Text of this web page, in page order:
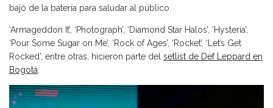
bajó de la batería para saludar al público.
‘Armageddon It’, ‘Photograph’, ‘Diamond Star Halos’, ‘Hysteria’,
‘Pour Some Sugar on Me’, ‘Rock of Ages’, ‘Rocket’, ‘Let’s Get
Rocked’, entre otras, hicieron parte del setlist de Def Leppard en
Bogotá